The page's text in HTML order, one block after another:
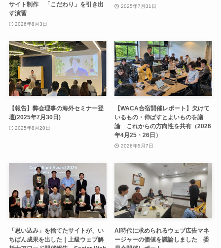
サイト制作 「こだわり」を引き出
す演習
2026年8月3日
2025年7月31日
【報告】弊会理事の海外セミナー登
壇(2025年7月30日)
2025年8月20日
【WACA合宿開催レポート】欠けて
いるもの・伸ばすとよいものを議
論 これからの方向性を共有（2026
年4月25・26日）
2026年5月7日
「思い込み」を捨てたサイトが、い
ちばん成果を出した｜上級ウェブ解
AI時代に求められるウェブ広告マネ
ージャーの価値を議論しました 委